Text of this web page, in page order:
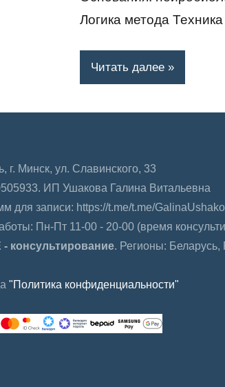
Логика метода
Читать далее
г. Минск, ул. Славинского, 33
ИП Ушакова Галина Витальевна
для записи: https://t.me/t.me/
Пн-Пт 11-00 - 20-00 (время
- консультирование. Регионы: Беларусь,
"Политика конфиденциальности"